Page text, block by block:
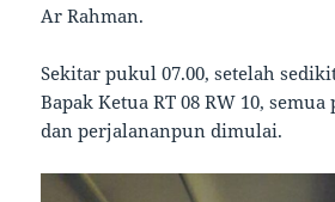
Ar Rahman.
Sekitar pukul 07.00, setelah
Bapak Ketua RT 08 RW 10,
dan perjalananpun dimulai.